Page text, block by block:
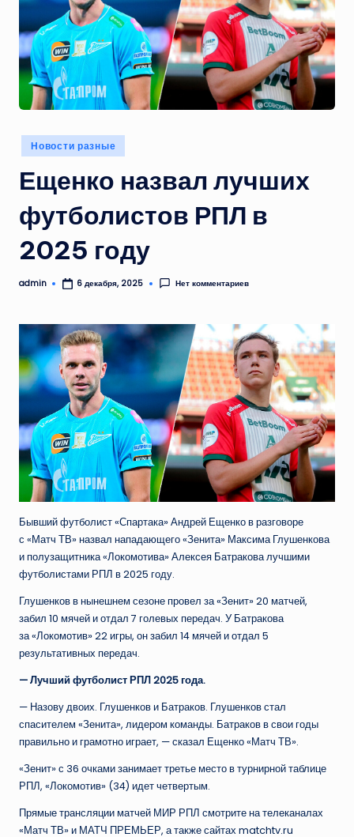
Опубликовано
в
Новости разные
Ещенко назвал лучших
футболистов РПЛ в
2025 году
Запись
admin 6 декабря, 2025 Нет комментариев
Бывший футболист «Спартака» Андрей Ещенко в разговоре
с «Матч ТВ» назвал нападающего «Зенита» Максима Глушенкова
и полузащитника «Локомотива» Алексея Батракова лучшими
футболистами РПЛ в 2025 году.
Глушенков в нынешнем сезоне провел за «Зенит» 20 матчей,
забил 10 мячей и отдал 7 голевых передач. У Батракова
за «Локомотив» 22 игры, он забил 14 мячей и отдал 5
результативных передач.
— Лучший футболист РПЛ 2025 года.
— Назову двоих. Глушенков и Батраков. Глушенков стал
спасителем «Зенита», лидером команды. Батраков в свои годы
правильно и грамотно играет, — сказал Ещенко «Матч ТВ».
«Зенит» с 36 очками занимает третье место в турнирной таблице
РПЛ, «Локомотив» (34) идет четвертым.
Прямые трансляции матчей МИР РПЛ смотрите на телеканалах
«Матч ТВ» и МАТЧ ПРЕМЬЕР, а также сайтах matchtv.ru